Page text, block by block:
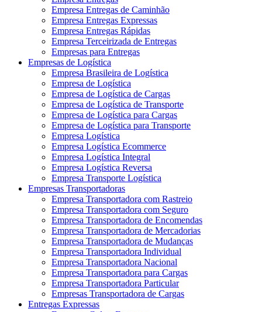
Empresa Entregas de Caminhão
Empresa Entregas Expressas
Empresa Entregas Rápidas
Empresa Terceirizada de Entregas
Empresas para Entregas
Empresas de Logística
Empresa Brasileira de Logística
Empresa de Logística
Empresa de Logística de Cargas
Empresa de Logística de Transporte
Empresa de Logística para Cargas
Empresa de Logística para Transporte
Empresa Logística
Empresa Logística Ecommerce
Empresa Logística Integral
Empresa Logística Reversa
Empresa Transporte Logística
Empresas Transportadoras
Empresa Transportadora com Rastreio
Empresa Transportadora com Seguro
Empresa Transportadora de Encomendas
Empresa Transportadora de Mercadorias
Empresa Transportadora de Mudanças
Empresa Transportadora Individual
Empresa Transportadora Nacional
Empresa Transportadora para Cargas
Empresa Transportadora Particular
Empresas Transportadora de Cargas
Entregas Expressas